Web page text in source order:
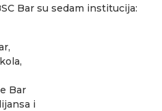
Bar su sedam institucija:
Bar
i